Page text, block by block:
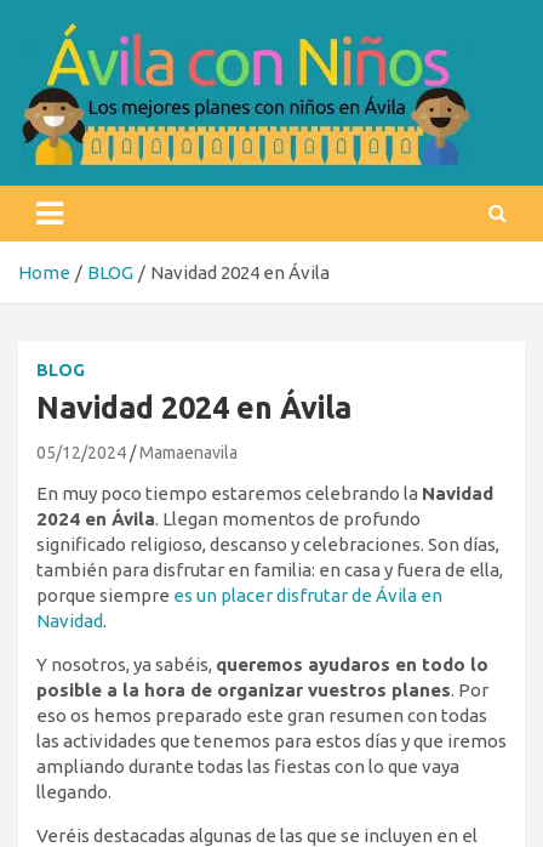
content
Ávila con niños
Home BLOG Navidad 2024 en Ávila
BLOG
Navidad 2024 en Ávila
05/12/2024 Mamaenavila
En muy poco tiempo estaremos celebrando la Navidad
2024 en Ávila. Llegan momentos de profundo
significado religioso, descanso y celebraciones. Son días,
también para disfrutar en familia: en casa y fuera de ella,
porque siempre es un placer disfrutar de Ávila en
Navidad.
Y nosotros, ya sabéis, queremos ayudaros en todo lo
posible a la hora de organizar vuestros planes. Por
eso os hemos preparado este gran resumen con todas
las actividades que tenemos para estos días y que iremos
ampliando durante todas las fiestas con lo que vaya
llegando.
Veréis destacadas algunas de las que se incluyen en el